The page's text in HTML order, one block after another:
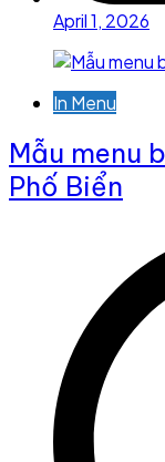
April 1, 2026
In Menu
Mẫu menu
Phố Biển